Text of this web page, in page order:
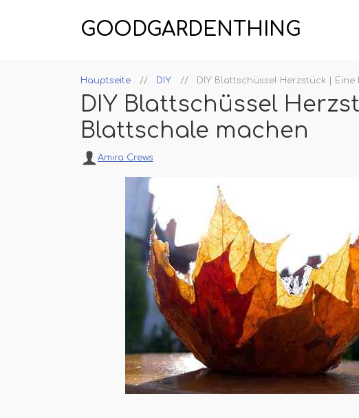
GOODGARDENTHING
Hauptseite DIY DIY Blattschüssel Herzstück |
DIY Blattschüssel
Blattschale machen
Amira Crews